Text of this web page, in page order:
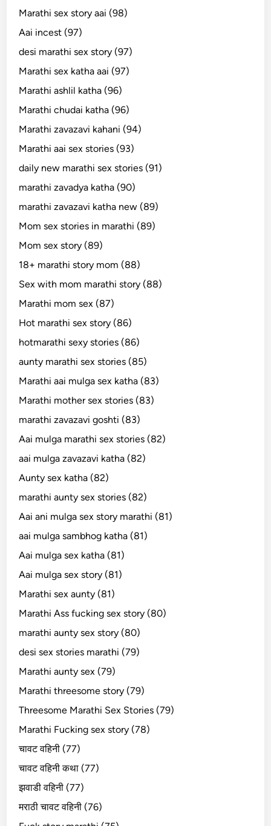
Marathi sex story aai (98)
Aai incest (97)
desi marathi sex story (97)
Marathi sex katha aai (97)
Marathi ashlil katha (96)
Marathi chudai katha (96)
Marathi zavazavi kahani (94)
Marathi aai sex stories (93)
daily new marathi sex stories (91)
marathi zavadya katha (90)
marathi zavazavi katha new (89)
Mom sex stories in marathi (89)
Mom sex story (89)
18+ marathi story mom (88)
Sex with mom marathi story (88)
Marathi mom sex (87)
Hot marathi sex story (86)
hotmarathi sexy stories (86)
aunty marathi sex stories (85)
Marathi aai mulga sex katha (83)
Marathi mother sex stories (83)
marathi zavazavi goshti (83)
Aai mulga marathi sex stories (82)
aai mulga zavazavi katha (82)
Aunty sex katha (82)
marathi aunty sex stories (82)
Aai ani mulga sex story marathi (81)
aai mulga sambhog katha (81)
Aai mulga sex katha (81)
Aai mulga sex story (81)
Marathi sex aunty (81)
Marathi Ass fucking sex story (80)
marathi aunty sex story (80)
desi sex stories marathi (79)
Marathi aunty sex (79)
Marathi threesome story (79)
Threesome Marathi Sex Stories (79)
Marathi Fucking sex story (78)
चावट वहिनी (77)
चावट वहिनी कथा (77)
झवाडी वहिनी (77)
मराठी चावट वहिनी (76)